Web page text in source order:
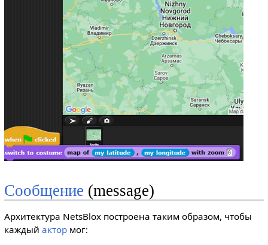
Сообщение (message)
Архитектура NetsBlox построена таким образом, чтобы
каждый актормог: